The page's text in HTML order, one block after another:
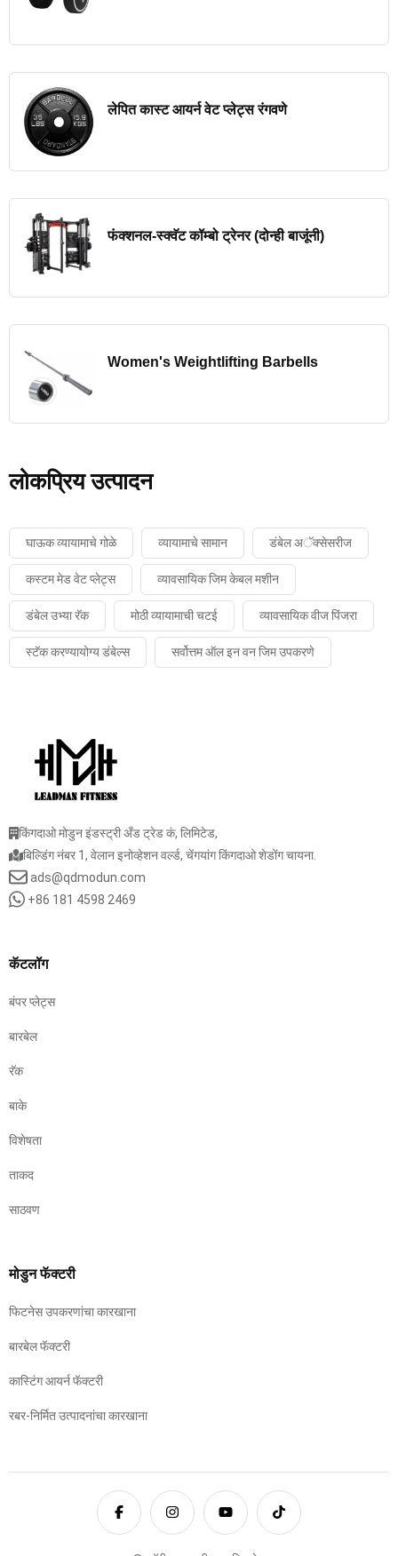
लेपित कास्ट आयर्न वेट प्लेट्स रंगवणे
फंक्शनल-स्क्वॅट कॉम्बो ट्रेनर (दोन्ही बाजूंनी)
Women's Weightlifting Barbells
लोकप्रिय उत्पादन
घाऊक व्यायामाचे गोळे व्यायामाचे सामान डंबेल अॅक्सेसरीज
कस्टम मेड वेट प्लेट्स व्यावसायिक जिम केबल मशीन
डंबेल उभ्या रॅक मोठी व्यायामाची चटई व्यावसायिक वीज पिंजरा
स्टॅक करण्यायोग्य डंबेल्स सर्वोत्तम ऑल इन वन जिम उपकरणे
किंगदाओ मोडुन इंडस्ट्री अँड ट्रेड कं, लिमिटेड,
बिल्डिंग नंबर 1, वेलान इनोव्हेशन वर्ल्ड, चेंगयांग किंगदाओ शेडोंग चायना.
ads@qdmodun.com
+86 181 4598 2469
कॅटलॉग
बंपर प्लेट्स
बारबेल
रॅक
बाके
विशेषता
ताकद
साठवण
मोडुन फॅक्टरी
फिटनेस उपकरणांचा कारखाना
बारबेल फॅक्टरी
कास्टिंग आयर्न फॅक्टरी
रबर-निर्मित उत्पादनांचा कारखाना